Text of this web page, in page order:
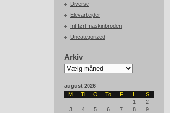
Diverse
Elevarbejder
frit ført maskinbroderi
Uncategorized
Arkiv
Arkiv
august 2026
M
Ti O To F L
S
1
2
3
4 5 6 7 8
9